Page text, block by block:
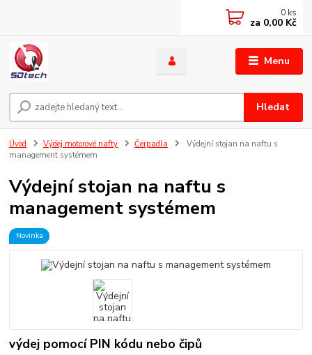
Menu
Hledat
0 ks
za 0,00 Kč
Úvod Výdej motorové nafty Čerpadla
Výdejní stojan na naftu s
management systémem
Výdejní stojan na naftu s
management systémem
Novinka
výdej pomocí PIN kódu nebo čipů